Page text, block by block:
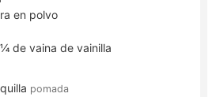
en polvo
de vaina de vainilla
pomada